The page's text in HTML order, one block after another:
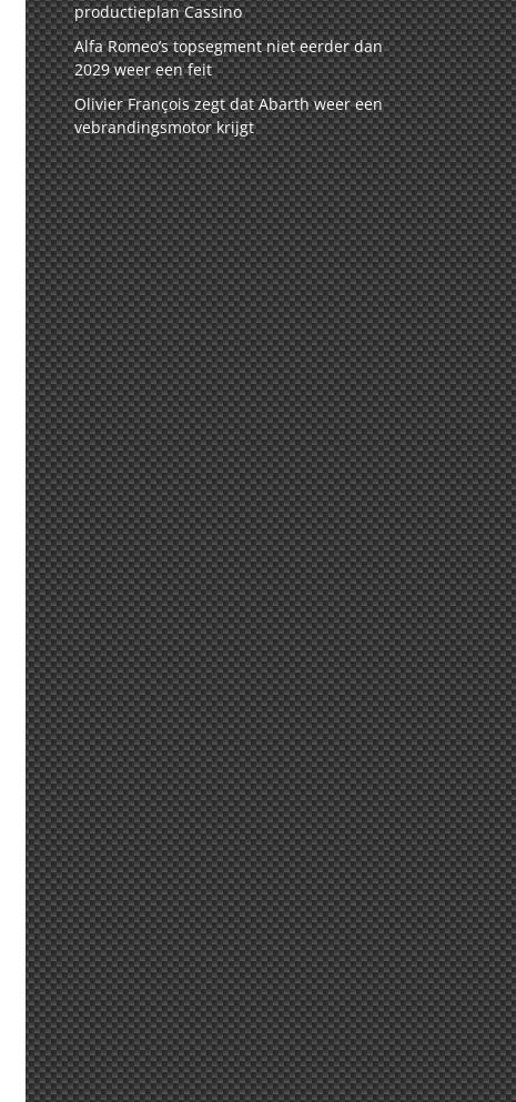
productieplan Cassino
Alfa Romeo’s topsegment niet eerder dan
2029 weer een feit
Olivier François zegt dat Abarth weer een
vebrandingsmotor krijgt